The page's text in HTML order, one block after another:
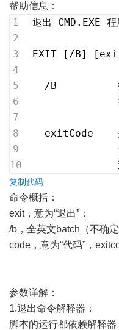
帮助信息：
退出 CMD.EXE 程
EXIT [/B]
/B
exitCode
复制代码
命令概括：
exit，意为“退出”；
/b，全英文batch（不确定
code，意为“代码”，
参数详解：
1.退出命令解释器；
脚本的运行都依赖解释